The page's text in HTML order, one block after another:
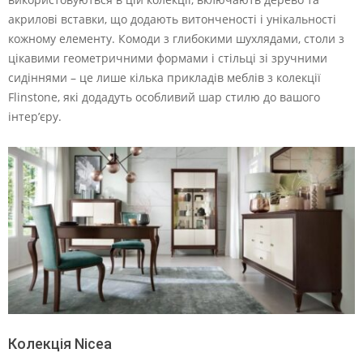
акрилові вставки, що додають витонченості і унікальності
кожному елементу. Комоди з глибокими шухлядами, столи з
цікавими геометричними формами і стільці зі зручними
сидіннями – це лише кілька прикладів меблів з колекції
Flinstone, які додадуть особливий шар стилю до вашого
інтер’єру.
Колекція Nicea